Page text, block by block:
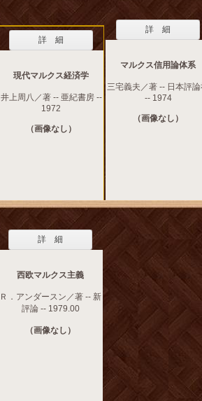
詳 細
現代マルクス経済学
井上周八／著 -- 亜紀書房 --
1972
（画像なし）
詳 細
マルクス信用論体系
三宅義夫／著 -- 日本評
-- 1974
（画像なし）
詳 細
西欧マルクス主義
Ｒ．アンダースン／著 -- 新
評論 -- 1979.00
（画像なし）